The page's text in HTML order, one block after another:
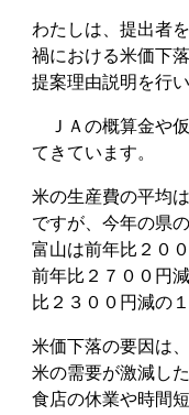
わたしは、提出者
禍における米価下
提案理由説明を行い
ＪＡの概算金や
てきています。
米の生産費の平均
ですが、今年の県
富山は前年比２０
前年比２７００円
比２３００円減の
米価下落の要因は
米の需要が激減し
食店の休業や時間